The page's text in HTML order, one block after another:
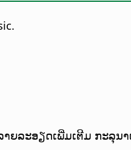
ຍລະອຽດເພີ່ມເຕີມ ກະລຸນາ